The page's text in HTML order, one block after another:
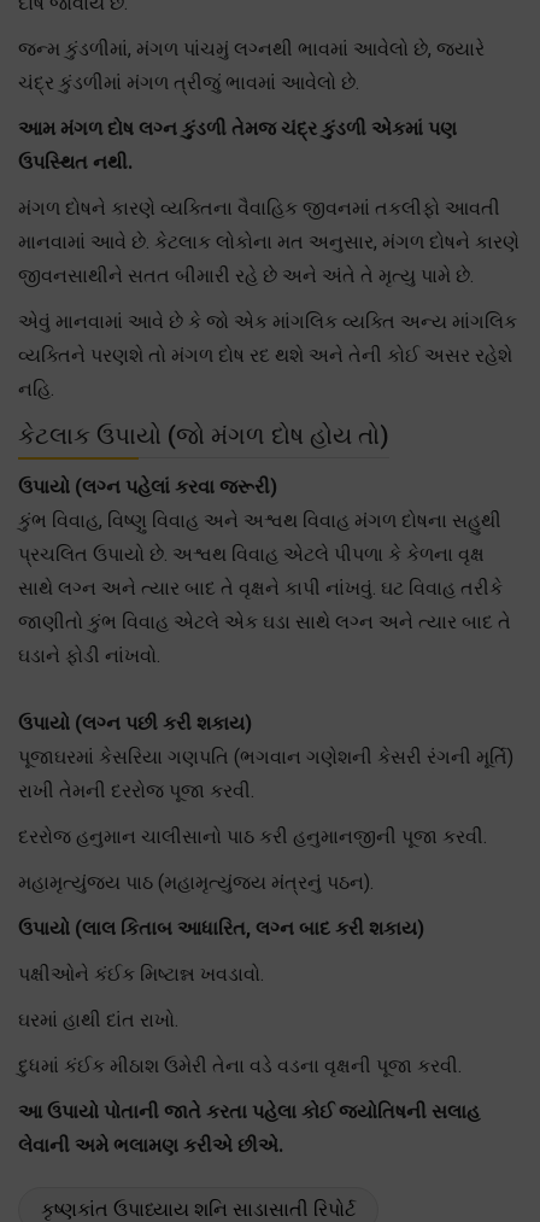
જન્મ કુંડળીમાં, મંગળ પાંચમું લગ્નથી ભાવમાં આવેલો છે, જયારે
ચંદ્ર કુંડળીમાં મંગળ ત્રીજું ભાવમાં આવેલો છે.
આમ મંગળ દોષ લગ્ન કુંડળી તેમજ ચંદ્ર કુંડળી એકમાં પણ
ઉપસ્થિત નથી.
મંગળ દોષને કારણે વ્યક્તિના વૈવાહિક જીવનમાં તકલીફો આવતી
માનવામાં આવે છે. કેટલાક લોકોના મત અનુસાર, મંગળ દોષને કારણે
જીવનસાથીને સતત બીમારી રહે છે અને અંતે તે મૃત્યુ પામે છે.
એવું માનવામાં આવે છે કે જો એક માંગલિક વ્યક્તિ અન્ય માંગલિક
વ્યક્તિને પરણશે તો મંગળ દોષ રદ થશે અને તેની કોઈ અસર રહેશે
નહિ.
કેટલાક ઉપાયો (જો મંગળ દોષ હોય તો)
ઉપાયો (લગ્ન પહેલાં કરવા જરૂરી)
કુંભ વિવાહ, વિષ્ણુ વિવાહ અને અશ્વથ વિવાહ મંગળ દોષના સહુથી
પ્રચલિત ઉપાયો છે. અશ્વથ વિવાહ એટલે પીપળા કે કેળના વૃક્ષ
સાથે લગ્ન અને ત્યાર બાદ તે વૃક્ષને કાપી નાંખવું. ઘટ વિવાહ તરીકે
જાણીતો કુંભ વિવાહ એટલે એક ઘડા સાથે લગ્ન અને ત્યાર બાદ તે
ઘડાને ફોડી નાંખવો.
ઉપાયો (લગ્ન પછી કરી શકાય)
પૂજાઘરમાં કેસરિયા ગણપતિ (ભગવાન ગણેશની કેસરી રંગની મૂર્તિ)
રાખી તેમની દરરોજ પૂજા કરવી.
દરરોજ હનુમાન ચાલીસાનો પાઠ કરી હનુમાનજીની પૂજા કરવી.
મહામૃત્યુંજય પાઠ (મહામૃત્યુંજય મંત્રનું પઠન).
ઉપાયો (લાલ કિતાબ આધારિત, લગ્ન બાદ કરી શકાય)
પક્ષીઓને કંઈક મિષ્ટાન્ન ખવડાવો.
ઘરમાં હાથી દાંત રાખો.
દુધમાં કંઈક મીઠાશ ઉમેરી તેના વડે વડના વૃક્ષની પૂજા કરવી.
આ ઉપાયો પોતાની જાતે કરતા પહેલા કોઈ જ્યોતિષની સલાહ
લેવાની અમે ભલામણ કરીએ છીએ.
કૃષ્ણકાંત ઉપાધ્યાય શનિ સાડાસાતી રિપોર્ટ